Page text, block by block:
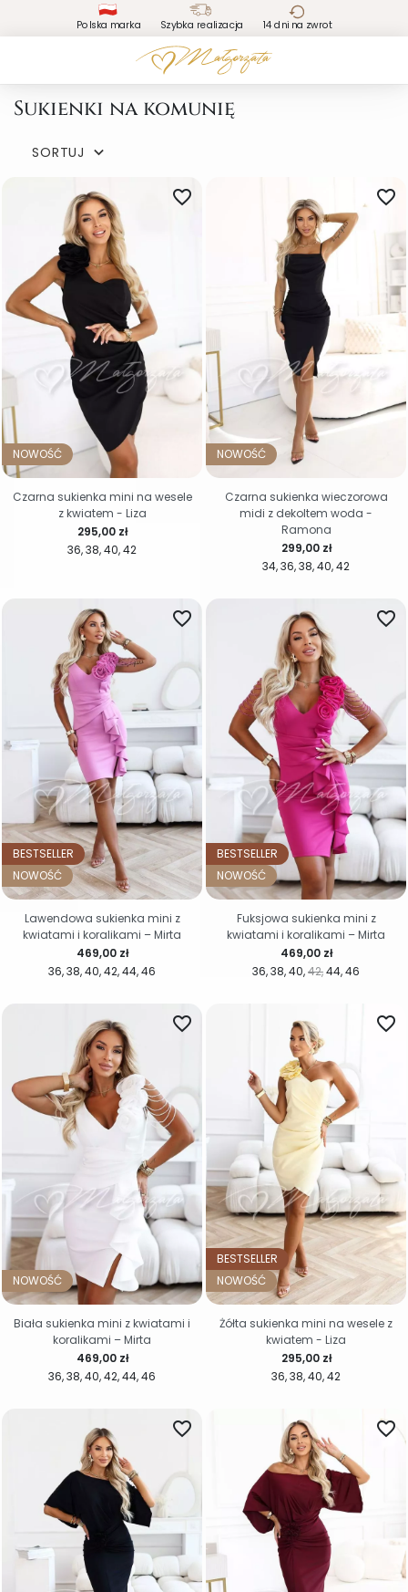
Polska marka Szybka realizacja 14 dni na zwrot
Sukienki na komunię
SORTUJ 
NOWOŚĆ
36 38 40 42
favorite_border
Cena
295,00 zł
Czarna sukienka mini na wesele
z kwiatem - Liza
NOWOŚĆ
34 36 38 40 42
favorite_border
Cena
299,00 zł
Czarna sukienka wieczorowa
midi z dekoltem woda -
Ramona
BESTSELLER
NOWOŚĆ
36 38 40 42 44 46
favorite_border
Cena
469,00 zł
Lawendowa sukienka mini z
kwiatami i koralikami – Mirta
BESTSELLER
NOWOŚĆ
36 38 40 42 44 46
favorite_border
Cena
469,00 zł
Fuksjowa sukienka mini z
kwiatami i koralikami – Mirta
NOWOŚĆ
36 38 40 42 44 46
favorite_border
Cena
469,00 zł
Biała sukienka mini z kwiatami i
koralikami – Mirta
BESTSELLER
NOWOŚĆ
36 38 40 42
favorite_border
Cena
295,00 zł
Żółta sukienka mini na wesele z
kwiatem - Liza
favorite_border favorite_border